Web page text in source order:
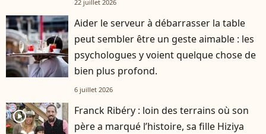
22 juillet 2026
Aider le serveur à débarrasser la table
peut sembler être un geste aimable : les
psychologues y voient quelque chose de
bien plus profond.
6 juillet 2026
player2
Franck Ribéry : loin des terrains où son
père a marqué l’histoire, sa fille Hiziya